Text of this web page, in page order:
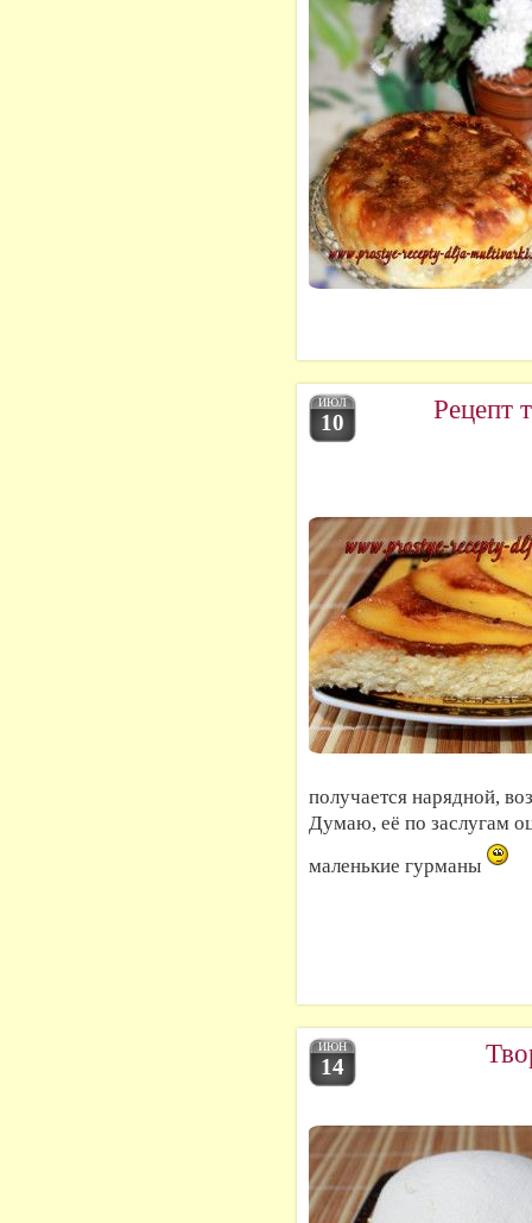
ИЮЛ
10 Рецепт
получается нарядной,
Думаю, её по заслугам
маленькие гурманы
ИЮН
14